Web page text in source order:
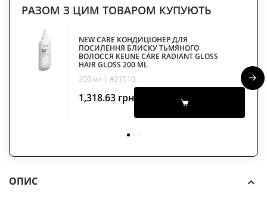
РАЗОМ З ЦИМ ТОВАРОМ КУПУЮТЬ
NEW CARE КОНДИЦІОНЕР ДЛЯ
ПОСИЛЕННЯ БЛИСКУ ТЬМЯНОГО
ВОЛОССЯ KEUNE CARE RADIANT GLOSS
HAIR GLOSS 200 ML
200 мл | #21510
1,318.63 грн
ОПИС